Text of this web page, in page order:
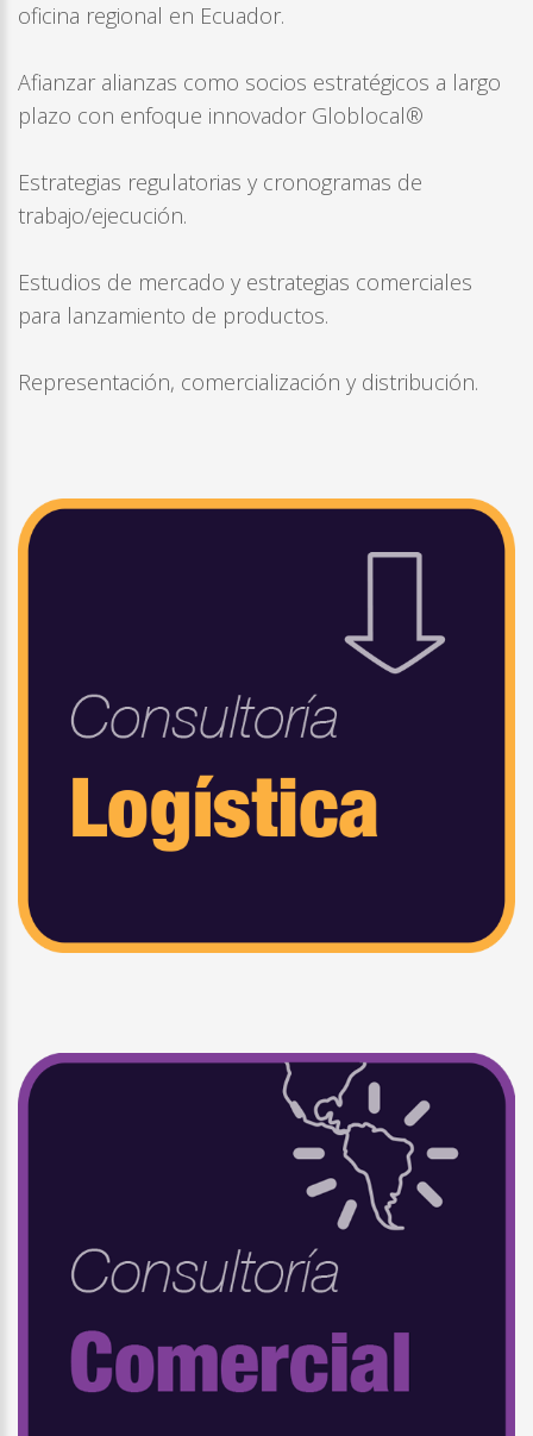
oficina regional en Ecuador.
Afianzar alianzas como socios estratégicos a largo
plazo con enfoque innovador Globlocal®
Estrategias regulatorias y cronogramas de
trabajo/ejecución.
Estudios de mercado y estrategias comerciales
para lanzamiento de productos.
Representación, comercialización y distribución.